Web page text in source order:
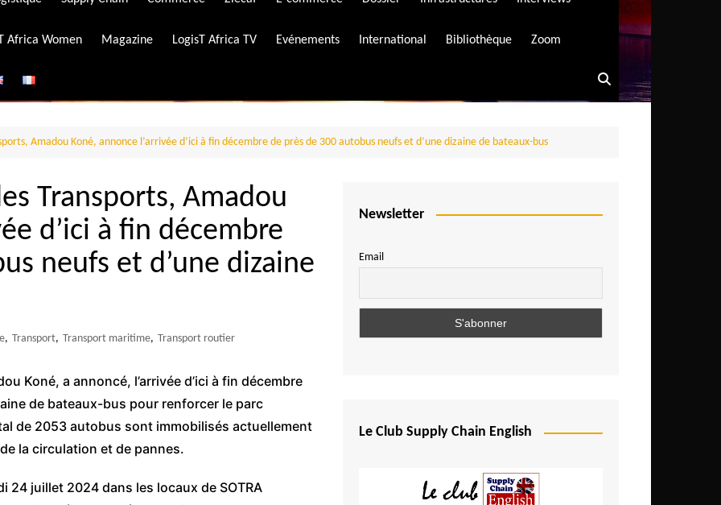
Africa Women Magazine LogisT Africa TV Evénements International Bibliothèque Zoom
Amadou Koné, annonce l’arrivée d’ici à fin décembre de près de 300 autobus neufs et d’une dizaine de bateaux-bus
Transports, Amadou
d’ici à fin décembre
neufs et d’une dizaine
, Transport, Transport maritime, Transport routier
Koné, a annoncé, l’arrivée d’ici à fin décembre
de bateaux-bus pour renforcer le parc
de 2053 autobus sont immobilisés actuellement
la circulation et de pannes.
24 juillet 2024 dans les locaux de SOTRA
Newsletter
Email
Le Club Supply Chain English